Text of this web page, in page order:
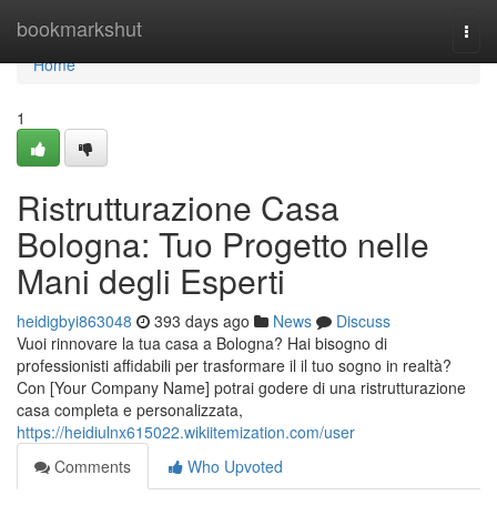
bookmarkshut
Home
Home
1
Ristrutturazione Casa
Bologna: Tuo Progetto nelle
Mani degli Esperti
heidigbyi863048 393 days ago News
Discuss
Vuoi rinnovare la tua casa a Bologna? Hai bisogno di
professionisti affidabili per trasformare il il tuo sogno in realtà?
Con [Your Company Name] potrai godere di una ristrutturazione
casa completa e personalizzata,
https://heidiulnx615022.wikiitemization.com/user
Comments
Who Upvoted